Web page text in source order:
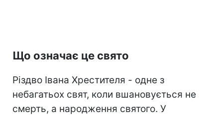
Що означає це свято
Різдво Івана Хрестителя - одне з
небагатьох свят, коли вшановується не
смерть, а народження святого. У